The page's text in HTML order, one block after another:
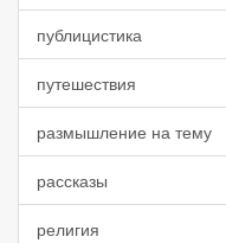
публицистика
путешествия
размышление на тему
рассказы
религия